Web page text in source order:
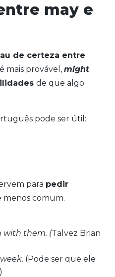
may e
de certeza entre
é mais provável,might
de que algo
pode ser útil:
para pedir
menos comum.
with them. (Talvez Brian
(Pode ser que ele